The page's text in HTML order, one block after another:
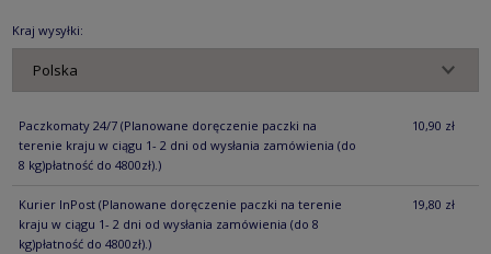
Kraj wysyłki:
Paczkomaty 24/7 (Planowane doręczenie paczki na
terenie kraju w ciągu 1- 2 dni od wysłania zamówienia (do
8 kg)płatność do 4800zł).)
10,90 zł
Kurier InPost (Planowane doręczenie paczki na terenie
kraju w ciągu 1- 2 dni od wysłania zamówienia (do 8
kg)płatność do 4800zł).)
19,80 zł